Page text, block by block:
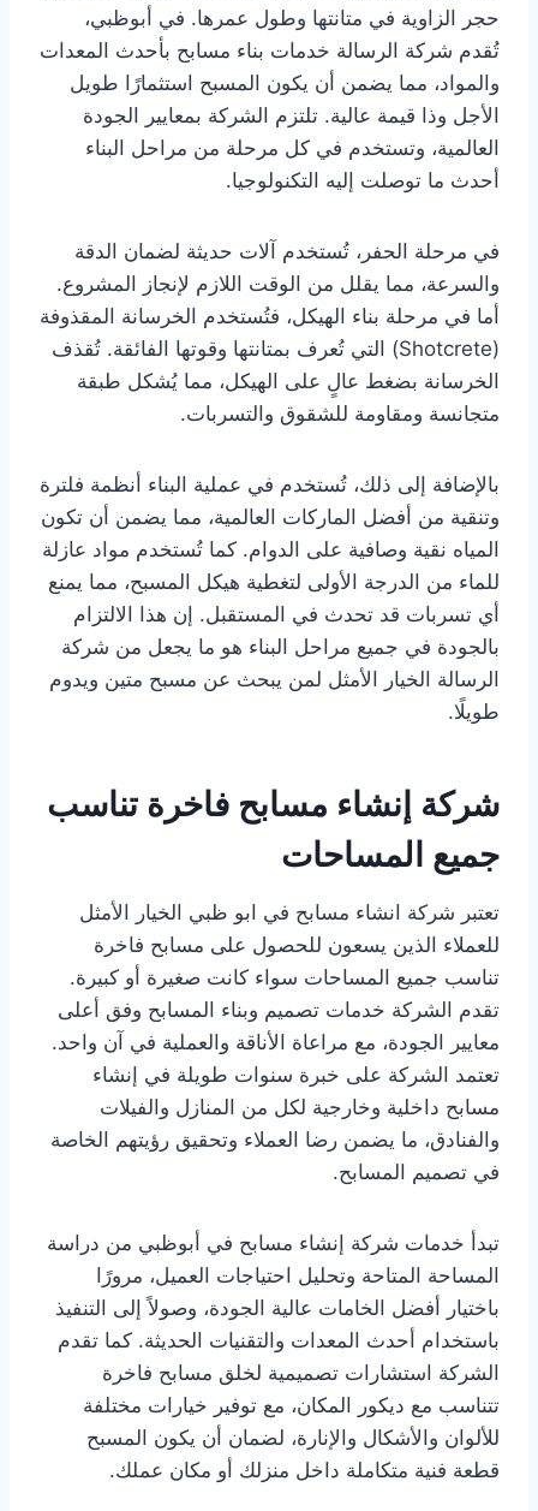
حجر الزاوية في متانتها وطول عمرها. في أبوظبي،
تُقدم شركة الرسالة خدمات بناء مسابح بأحدث المعدات
والمواد، مما يضمن أن يكون المسبح استثمارًا طويل
الأجل وذا قيمة عالية. تلتزم الشركة بمعايير الجودة
العالمية، وتستخدم في كل مرحلة من مراحل البناء
أحدث ما توصلت إليه التكنولوجيا.
في مرحلة الحفر، تُستخدم آلات حديثة لضمان الدقة
والسرعة، مما يقلل من الوقت اللازم لإنجاز المشروع.
أما في مرحلة بناء الهيكل، فتُستخدم الخرسانة المقذوفة
(Shotcrete) التي تُعرف بمتانتها وقوتها الفائقة. تُقذف
الخرسانة بضغط عالٍ على الهيكل، مما يُشكل طبقة
متجانسة ومقاومة للشقوق والتسربات.
بالإضافة إلى ذلك، تُستخدم في عملية البناء أنظمة فلترة
وتنقية من أفضل الماركات العالمية، مما يضمن أن تكون
المياه نقية وصافية على الدوام. كما تُستخدم مواد عازلة
للماء من الدرجة الأولى لتغطية هيكل المسبح، مما يمنع
أي تسربات قد تحدث في المستقبل. إن هذا الالتزام
بالجودة في جميع مراحل البناء هو ما يجعل من شركة
الرسالة الخيار الأمثل لمن يبحث عن مسبح متين ويدوم
طويلًا.
شركة إنشاء مسابح فاخرة تناسب
جميع المساحات
تعتبر شركة انشاء مسابح في ابو ظبي الخيار الأمثل
للعملاء الذين يسعون للحصول على مسابح فاخرة
تناسب جميع المساحات سواء كانت صغيرة أو كبيرة.
تقدم الشركة خدمات تصميم وبناء المسابح وفق أعلى
معايير الجودة، مع مراعاة الأناقة والعملية في آن واحد.
تعتمد الشركة على خبرة سنوات طويلة في إنشاء
مسابح داخلية وخارجية لكل من المنازل والفيلات
والفنادق، ما يضمن رضا العملاء وتحقيق رؤيتهم الخاصة
في تصميم المسابح.
تبدأ خدمات شركة إنشاء مسابح في أبوظبي من دراسة
المساحة المتاحة وتحليل احتياجات العميل، مرورًا
باختيار أفضل الخامات عالية الجودة، وصولاً إلى التنفيذ
باستخدام أحدث المعدات والتقنيات الحديثة. كما تقدم
الشركة استشارات تصميمية لخلق مسابح فاخرة
تتناسب مع ديكور المكان، مع توفير خيارات مختلفة
للألوان والأشكال والإنارة، لضمان أن يكون المسبح
قطعة فنية متكاملة داخل منزلك أو مكان عملك.